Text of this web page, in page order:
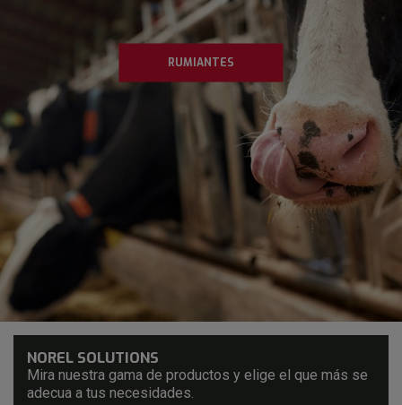
RUMIANTES
NOREL SOLUTIONS
Mira nuestra gama de productos y elige el que más se
adecua a tus necesidades.